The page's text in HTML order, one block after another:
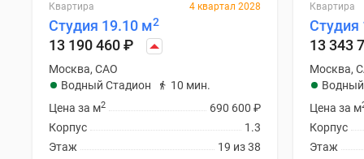
Покупателю
Экспертиза
новостроек
Контакты
Квартира 4 квартал 2028
Студия 19.10 м2
13 190 460₽
Москва, САО
Водный Стадион
10 мин.
690 600 ₽
Цена за м2
1.3
Корпус
19 из 38
Этаж
Квартира
Студия
13 343
Москва,
Цена за м
Корпус
Этаж